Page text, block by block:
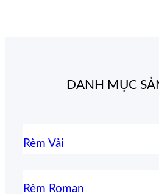
DANH MỤC
Rèm Vải
Rèm Roman